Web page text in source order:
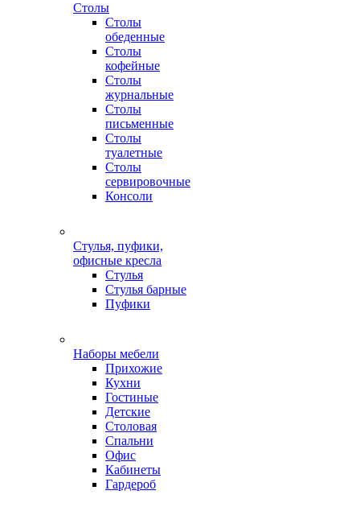
Столы
Столы
обеденные
Столы
кофейные
Столы
журнальные
Столы
письменные
Столы
туалетные
Столы
сервировочные
Консоли
Стулья, пуфики,
офисные кресла
Стулья
Стулья барные
Пуфики
Наборы мебели
Прихожие
Кухни
Гостиные
Детские
Столовая
Спальни
Офис
Кабинеты
Гардероб